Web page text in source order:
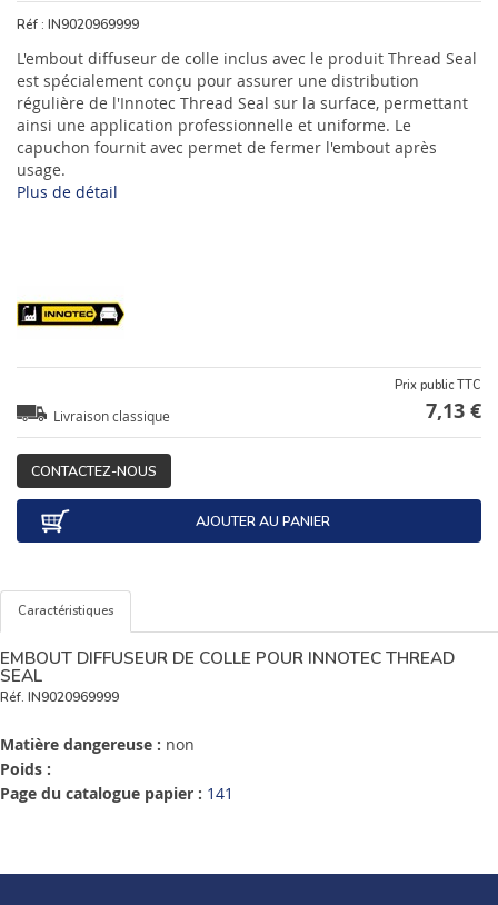
Réf : IN9020969999
L'embout diffuseur de colle inclus avec le produit Thread Seal
est spécialement conçu pour assurer une distribution
régulière de l'Innotec Thread Seal sur la surface, permettant
ainsi une application professionnelle et uniforme. Le
capuchon fournit avec permet de fermer l'embout après
usage.
Plus de détail
Livraison classique
Prix public TTC
7,13 €
CONTACTEZ-NOUS
AJOUTER AU PANIER
Caractéristiques
EMBOUT DIFFUSEUR DE COLLE POUR INNOTEC THREAD
SEAL
Réf. IN9020969999
Matière dangereuse : non
Poids :
Page du catalogue papier : 141